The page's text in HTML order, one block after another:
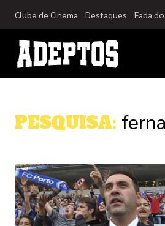
Clube de Cinema Destaques Fada
PESQUISA: